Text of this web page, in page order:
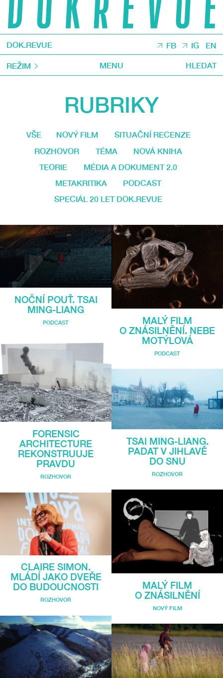
DOK.REVUE FB IG EN
REŽIM MENU HLEDAT
RUBRIKY
VŠE NOVÝ FILM
SITUAČNÍ RECENZE
ROZHOVOR
TÉMA
NOVÁ KNIHA
TEORIE
MÉDIA A DOKUMENT 2.0
METAKRITIKA
PODCAST
SPECIÁL 20 LET DOK.REVUE
NOČNÍ POUŤ. TSAI
MING-LIANG
PODCAST
FORENSIC
ARCHITECTURE
REKONSTRUUJE
PRAVDU
ROZHOVOR
CLAIRE SIMON.
MLÁDÍ JAKO DVEŘE
DO BUDOUCNOSTI
ROZHOVOR
MALÝ FILM
O ZNÁSILNĚNÍ. NEBE
MOTÝLOVÁ
PODCAST
TSAI MING-LIANG.
PADAT V JIHLAVĚ
DO SNU
ROZHOVOR
MALÝ FILM
O ZNÁSILNĚNÍ
NOVÝ FILM